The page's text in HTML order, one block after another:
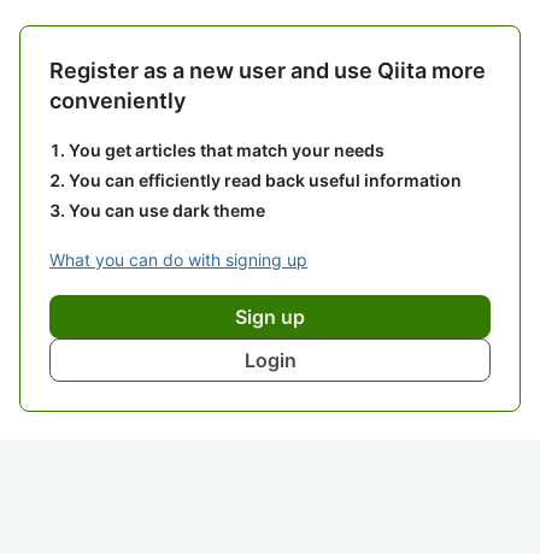
Register as a new user and use Qiita more
conveniently
You get articles that match your needs
You can efficiently read back useful information
You can use dark theme
What you can do with signing up
Sign up
Login